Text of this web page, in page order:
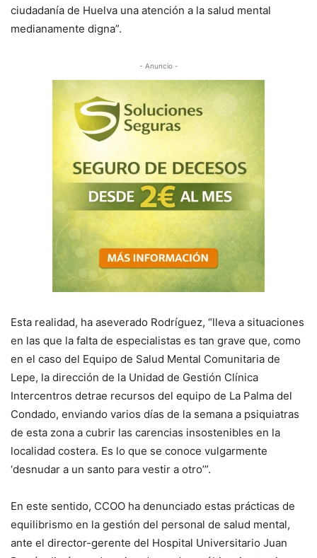
ciudadanía de Huelva una atención a la salud mental
medianamente digna”.
- Anuncio -
Esta realidad, ha aseverado Rodríguez, “lleva a situaciones
en las que la falta de especialistas es tan grave que, como
en el caso del Equipo de Salud Mental Comunitaria de
Lepe, la dirección de la Unidad de Gestión Clínica
Intercentros detrae recursos del equipo de La Palma del
Condado, enviando varios días de la semana a psiquiatras
de esta zona a cubrir las carencias insostenibles en la
localidad costera. Es lo que se conoce vulgarmente
‘desnudar a un santo para vestir a otro’”.
En este sentido, CCOO ha denunciado estas prácticas de
equilibrismo en la gestión del personal de salud mental,
ante el director-gerente del Hospital Universitario Juan